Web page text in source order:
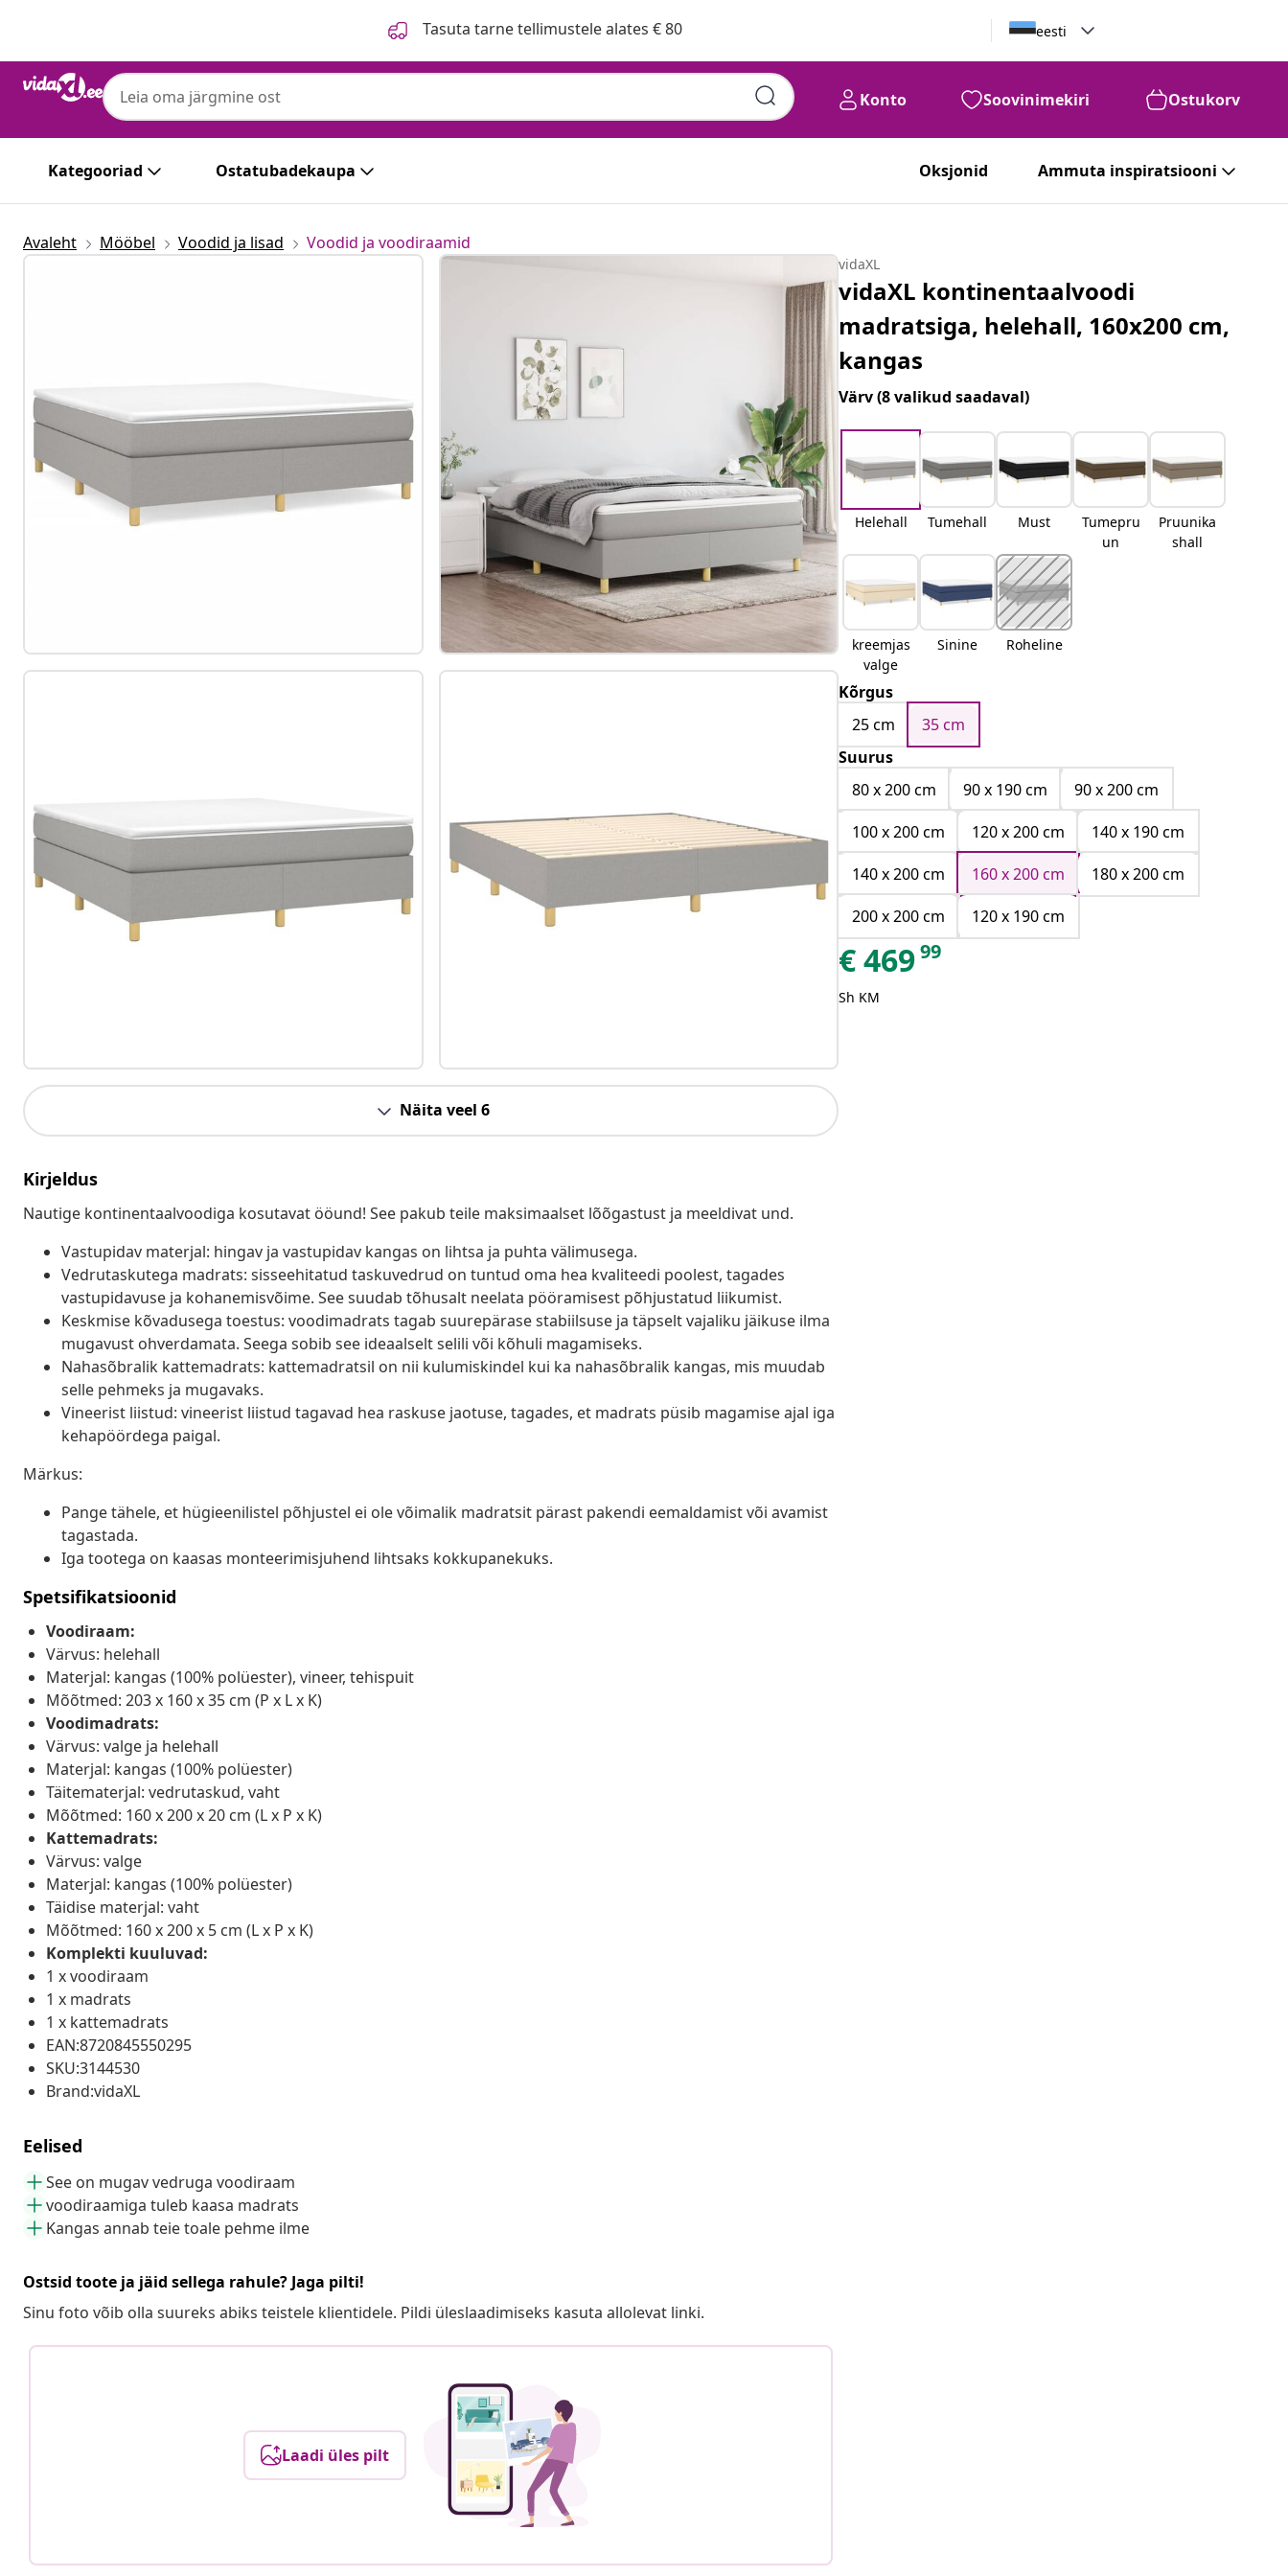
Tasuta tarne tellimustele alates € 80 eesti
Konto Soovinimekiri Ostukorv
Kategooriad Ostatubadekaupa Oksjonid Ammuta inspiratsiooni
Avaleht Mööbel Voodid ja lisad Voodid ja voodiraamid
Näita veel 6
Kirjeldus
Nautige kontinentaalvoodiga kosutavat ööund! See pakub teile maksimaalset lõõgastust ja meeldivat und.
Vastupidav materjal: hingav ja vastupidav kangas on lihtsa ja puhta välimusega.
Vedrutaskutega madrats: sisseehitatud taskuvedrud on tuntud oma hea kvaliteedi poolest, tagades
vastupidavuse ja kohanemisvõime. See suudab tõhusalt neelata pööramisest põhjustatud liikumist.
Keskmise kõvadusega toestus: voodimadrats tagab suurepärase stabiilsuse ja täpselt vajaliku jäikuse ilma
mugavust ohverdamata. Seega sobib see ideaalselt selili või kõhuli magamiseks.
Nahasõbralik kattemadrats: kattemadratsil on nii kulumiskindel kui ka nahasõbralik kangas, mis muudab
selle pehmeks ja mugavaks.
Vineerist liistud: vineerist liistud tagavad hea raskuse jaotuse, tagades, et madrats püsib magamise ajal iga
kehapöördega paigal.
Märkus:
Pange tähele, et hügieenilistel põhjustel ei ole võimalik madratsit pärast pakendi eemaldamist või avamist
tagastada.
Iga tootega on kaasas monteerimisjuhend lihtsaks kokkupanekuks.
Spetsifikatsioonid
Voodiraam:
Värvus: helehall
Materjal: kangas (100% polüester), vineer, tehispuit
Mõõtmed: 203 x 160 x 35 cm (P x L x K)
Voodimadrats:
Värvus: valge ja helehall
Materjal: kangas (100% polüester)
Täitematerjal: vedrutaskud, vaht
Mõõtmed: 160 x 200 x 20 cm (L x P x K)
Kattemadrats:
Värvus: valge
Materjal: kangas (100% polüester)
Täidise materjal: vaht
Mõõtmed: 160 x 200 x 5 cm (L x P x K)
Komplekti kuuluvad:
1 x voodiraam
1 x madrats
1 x kattemadrats
EAN:8720845550295
SKU:3144530
Brand:vidaXL
Eelised
See on mugav vedruga voodiraam
voodiraamiga tuleb kaasa madrats
Kangas annab teie toale pehme ilme
Ostsid toote ja jäid sellega rahule? Jaga pilti!
Sinu foto võib olla suureks abiks teistele klientidele. Pildi üleslaadimiseks kasuta allolevat linki.
Laadi üles pilt
vidaXL
vidaXL kontinentaalvoodi
madratsiga, helehall, 160x200 cm,
kangas
Värv(8 valikud saadaval)
Helehall Tumehall Must
Tumepru
un
Pruunika
shall
kreemjas
valge
Sinine Roheline
Kõrgus
25 cm
35 cm
Suurus
80 x 200 cm
90 x 190 cm
90 x 200 cm
100 x 200 cm
120 x 200 cm
140 x 190 cm
140 x 200 cm
160 x 200 cm
180 x 200 cm
200 x 200 cm
120 x 190 cm
€46999
Sh KM